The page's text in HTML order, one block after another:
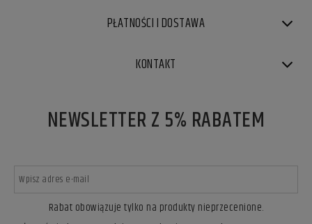
PŁATNOŚCI I DOSTAWA
KONTAKT
NEWSLETTER Z 5% RABATEM
Rabat obowiązuje tylko na produkty nieprzecenione.